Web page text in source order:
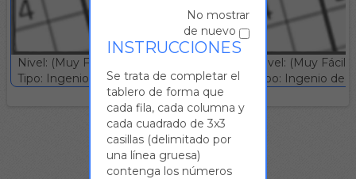
Nivel: (Muy Fácil)
Tipo: Ingenio deductivo :: Gratuito
Nivel: (Muy Fácil)
Tipo: Ingenio
No mostrar
de nuevo
INSTRUCCIONES
Se trata de completar el
tablero de forma que
cada fila, cada columna y
cada cuadrado de 3x3
casillas (delimitado por
una línea gruesa)
contenga los números